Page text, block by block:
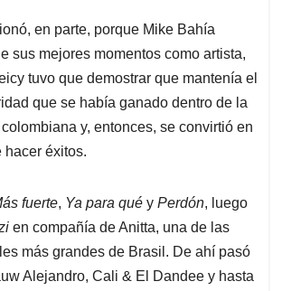
en parte, porque Mike Bahía
sus mejores momentos como artista,
tuvo que demostrar que mantenía el
que se había ganado dentro de la
y, entonces, se convirtió en
hacer éxitos.
fuerte, Ya para qué y Perdón, luego
en compañía de Anitta, una de las
más grandes de Brasil. De ahí pasó
Alejandro, Cali & El Dandee y hasta